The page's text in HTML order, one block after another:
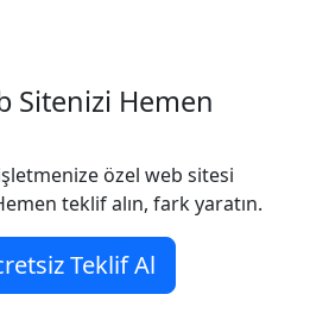
Sitenizi Hemen
özel web sitesi
teklif alın, fark yaratın.
Teklif Al